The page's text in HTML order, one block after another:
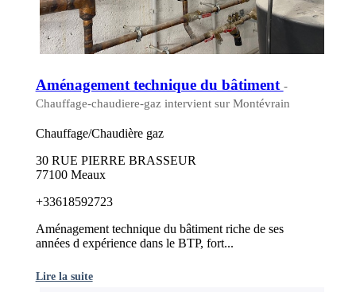
Aménagement technique du bâtiment -
Chauffage-chaudiere-gaz intervient sur Montévrain
Chauffage/Chaudière gaz
30 RUE PIERRE BRASSEUR
77100 Meaux
+33618592723
Aménagement technique du bâtiment riche de ses
années d expérience dans le BTP, fort...
Lire la suite